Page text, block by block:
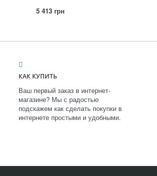
5 413 грн
КАК КУПИТЬ
Ваш первый заказ в интернет-
магазине? Мы с радостью
подскажем как сделать покупки в
интернете простыми и удобными.